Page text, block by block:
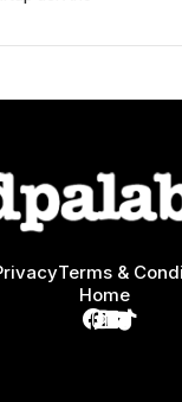
Terms &
Home